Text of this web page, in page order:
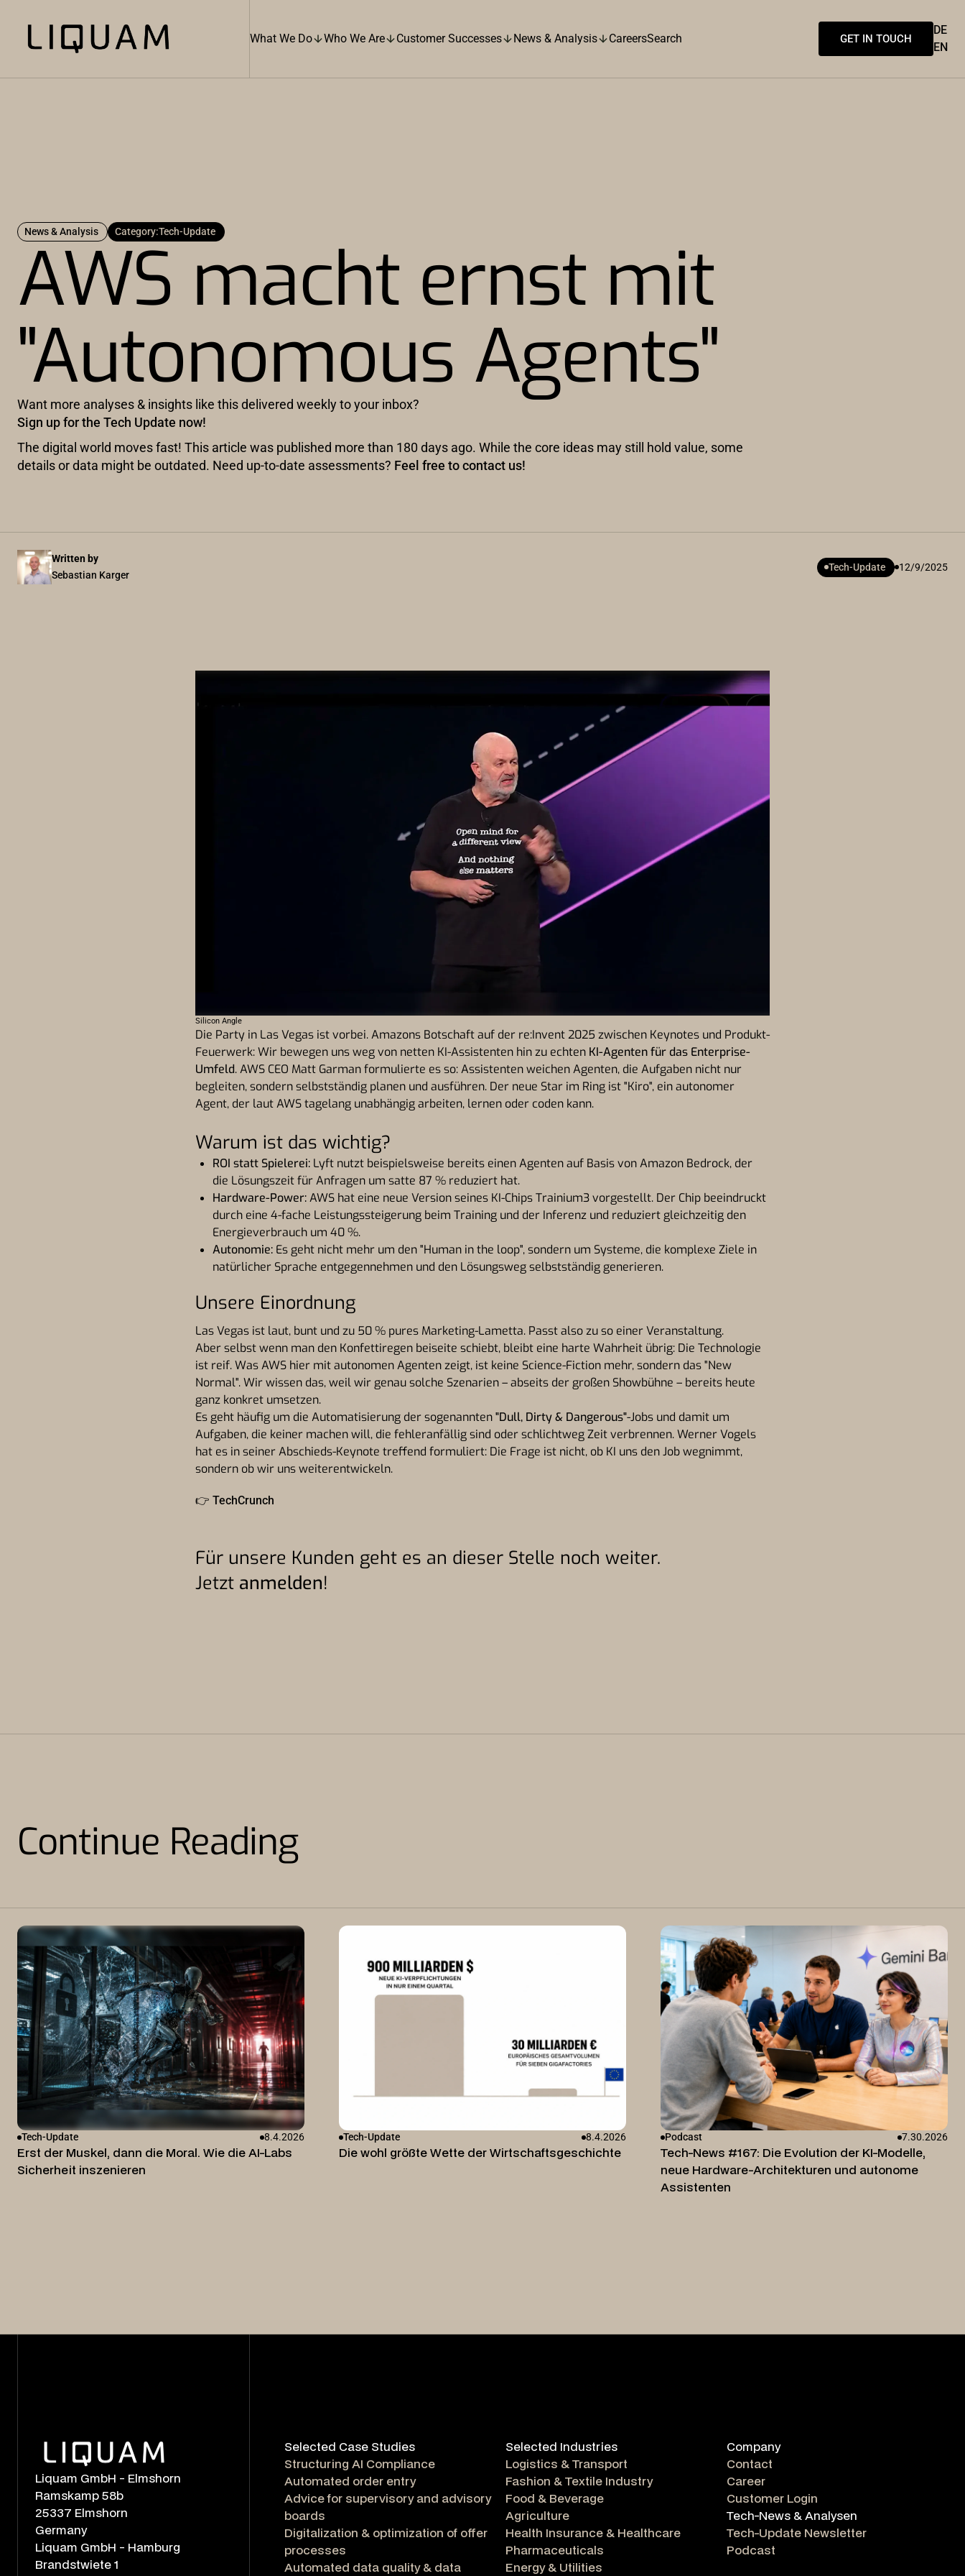
What We Do Who We Are Customer Successes News & Analysis CareersSearch GET IN TOUCH
DE
EN
News & Analysis Category:Tech-Update
AWS macht ernst mit
"Autonomous Agents"
Want more analyses & insights like this delivered weekly to your inbox?
Sign up for the Tech Update now!
The digital world moves fast! This article was published more than 180 days ago. While the core ideas may still hold value, some
details or data might be outdated. Need up-to-date assessments? Feel free to contact us!
Written by
Sebastian Karger
Tech-Update 12/9/2025
Silicon Angle
Die Party in Las Vegas ist vorbei. Amazons Botschaft auf der re:Invent 2025 zwischen Keynotes und Produkt-
Feuerwerk: Wir bewegen uns weg von netten KI-Assistenten hin zu echten KI-Agenten für das Enterprise-
Umfeld. AWS CEO Matt Garman formulierte es so: Assistenten weichen Agenten, die Aufgaben nicht nur
begleiten, sondern selbstständig planen und ausführen. Der neue Star im Ring ist "Kiro", ein autonomer
Agent, der laut AWS tagelang unabhängig arbeiten, lernen oder coden kann.
Warum ist das wichtig?
ROI statt Spielerei: Lyft nutzt beispielsweise bereits einen Agenten auf Basis von Amazon Bedrock, der
die Lösungszeit für Anfragen um satte 87 % reduziert hat.
Hardware-Power:AWS hat eine neue Version seines KI-Chips Trainium3 vorgestellt. Der Chip beeindruckt
durch eine 4-fache Leistungssteigerung beim Training und der Inferenz und reduziert gleichzeitig den
Energieverbrauch um 40 %.
Autonomie: Es geht nicht mehr um den "Human in the loop", sondern um Systeme, die komplexe Ziele in
natürlicher Sprache entgegennehmen und den Lösungsweg selbstständig generieren.
Unsere Einordnung
Las Vegas ist laut, bunt und zu 50 % pures Marketing-Lametta. Passt also zu so einer Veranstaltung.
Aber selbst wenn man den Konfettiregen beiseite schiebt, bleibt eine harte Wahrheit übrig: Die Technologie
ist reif. Was AWS hier mit autonomen Agenten zeigt, ist keine Science-Fiction mehr, sondern das "New
Normal". Wir wissen das, weil wir genau solche Szenarien – abseits der großen Showbühne – bereits heute
ganz konkret umsetzen.
Es geht häufig um die Automatisierung der sogenannten"Dull, Dirty & Dangerous"-Jobs und damit um
Aufgaben, die keiner machen will, die fehleranfällig sind oder schlichtweg Zeit verbrennen. Werner Vogels
hat es in seiner Abschieds-Keynote treffend formuliert: Die Frage ist nicht, ob KI uns den Job wegnimmt,
sondern ob wir uns weiterentwickeln.
👉 TechCrunch
Für unsere Kunden geht es an dieser Stelle noch weiter.
Jetzt anmelden!
Continue Reading
Tech-Update 8.4.2026
Erst der Muskel, dann die Moral. Wie die AI-Labs
Sicherheit inszenieren
Tech-Update 8.4.2026
Die wohl größte Wette der Wirtschaftsgeschichte
Podcast 7.30.2026
Tech-News #167: Die Evolution der KI-Modelle,
neue Hardware-Architekturen und autonome
Assistenten
Liquam GmbH - Elmshorn
Ramskamp 58b
25337 Elmshorn
Germany
Liquam GmbH - Hamburg
Brandstwiete 1
Selected Case Studies
Structuring AI Compliance
Automated order entry
Advice for supervisory and advisory
boards
Digitalization & optimization of offer
processes
Automated data quality & data
Selected Industries
Logistics & Transport
Fashion & Textile Industry
Food & Beverage
Agriculture
Health Insurance & Healthcare
Pharmaceuticals
Energy & Utilities
Company
Contact
Career
Customer Login
Tech-News & Analysen
Tech-Update Newsletter
Podcast